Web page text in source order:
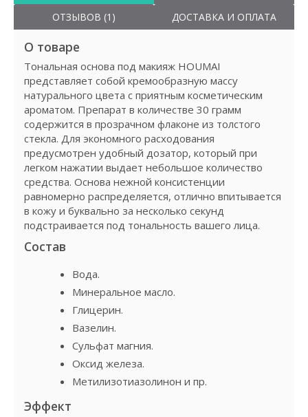
ОТЗЫВОВ (1)
ДОСТАВКА И ОПЛАТА
О товаре
Тональная основа под макияж HOUMAI
представляет собой кремообразную массу
натурального цвета с приятным косметическим
ароматом. Препарат в количестве 30 грамм
содержится в прозрачном флаконе из толстого
стекла. Для экономного расходования
предусмотрен удобный дозатор, который при
легком нажатии выдает небольшое количество
средства. Основа нежной консистенции
равномерно распределяется, отлично впитывается
в кожу и буквально за несколько секунд
подстраивается под тональность вашего лица.
Состав
Вода.
Минеральное масло.
Глицерин.
Вазелин.
Сульфат магния.
Оксид железа.
Метилизотиазолинон и пр.
Эффект